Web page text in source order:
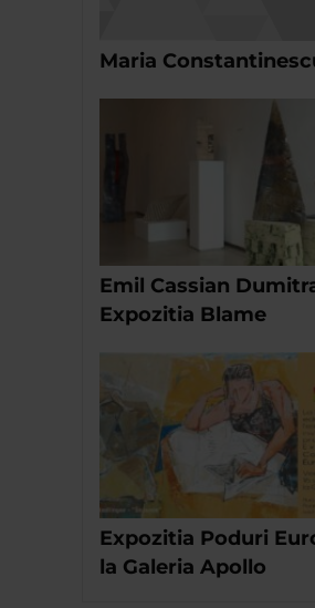
Maria
Emil Cassian
Expozitia Blame
Expozitia Poduri
la Galeria Apollo